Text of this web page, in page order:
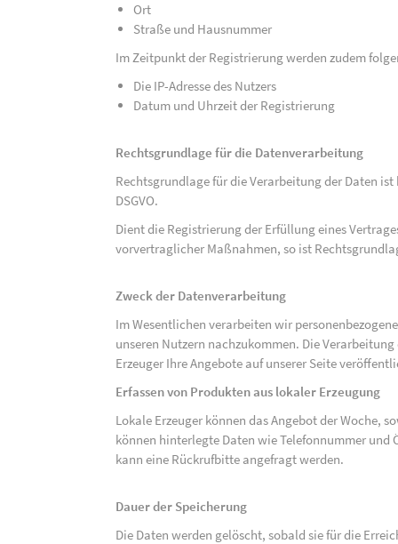
Ort
Straße und Hausnummer
Im Zeitpunkt der Registrierung werden zudem
Die IP-Adresse des Nutzers
Datum und Uhrzeit der Registrierung
Rechtsgrundlage für die Datenverarbeitung
Rechtsgrundlage für die Verarbeitung der Daten
DSGVO.
Dient die Registrierung der Erfüllung eines
vorvertraglicher Maßnahmen, so ist
Zweck der Datenverarbeitung
Im Wesentlichen verarbeiten wir
unseren Nutzern nachzukommen. Die
Erzeuger Ihre Angebote auf unserer Seite
Erfassen von Produkten aus lokaler Erzeugung
Lokale Erzeuger können das Angebot der Woche,
können hinterlegte Daten wie Telefonnummer und
kann eine Rückrufbitte angefragt werden.
Dauer der Speicherung
Die Daten werden gelöscht, sobald sie für die